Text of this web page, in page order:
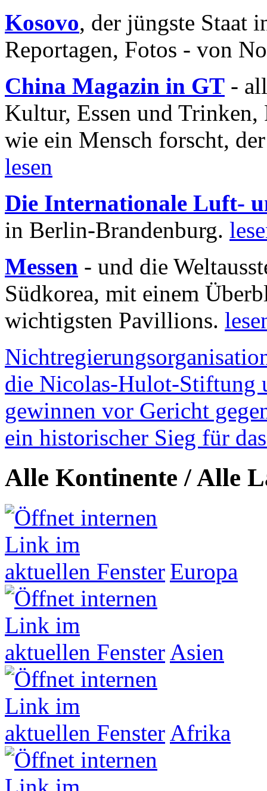
Kosovo, der jüngste Staat
Reportagen, Fotos - von
China Magazin in GT -
Kultur, Essen und
wie ein Mensch forscht,
lesen
Die Internationale Luft-
in Berlin-Brandenburg.
Messen - und die
Südkorea, mit einem
wichtigsten Pavillions.
die Nicolas-Hulot-Stiftung
gewinnen vor Gericht
ein historischer Sieg für
Alle Kontinente / Alle
Europa
Asien
Afrika